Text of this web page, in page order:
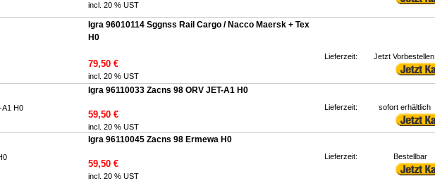
incl. 20 % UST
Igra 96010114 Sggnss Rail Cargo / Nacco Maersk + Tex
H0
79,50 €
incl. 20 % UST
Lieferzeit: Jetzt Vorbestellen
Igra 96110033 Zacns 98 ORV JET-A1 H0
59,50 €
incl. 20 % UST
Lieferzeit: sofort erhältlich
Igra 96110045 Zacns 98 Ermewa H0
59,50 €
incl. 20 % UST
Lieferzeit: Bestellbar